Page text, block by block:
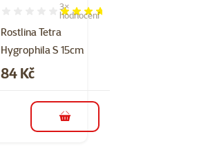
Rostlina Tetra
Hygrophila S 15cm
Hodnocení 73%, počet hodnocení: 3
3×
hodnocení
Cena
84 Kč
do košíku